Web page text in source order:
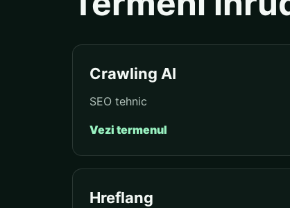
Crawling AI
SEO tehnic
Vezi termenul
Hreflang